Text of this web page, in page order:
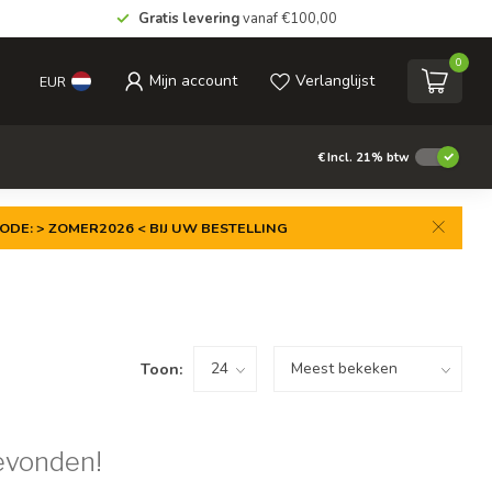
Gratis leveringvanaf €100,00
EUR Mijn account Verlanglijst
0
€Incl. 21% btw
> ZOMER2026 < BIJ UW BESTELLING
Toon: